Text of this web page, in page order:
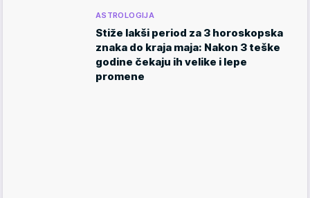
ASTROLOGIJA
Stiže lakši period za 3 horoskopska
znaka do kraja maja: Nakon 3 teške
godine čekaju ih velike i lepe
promene